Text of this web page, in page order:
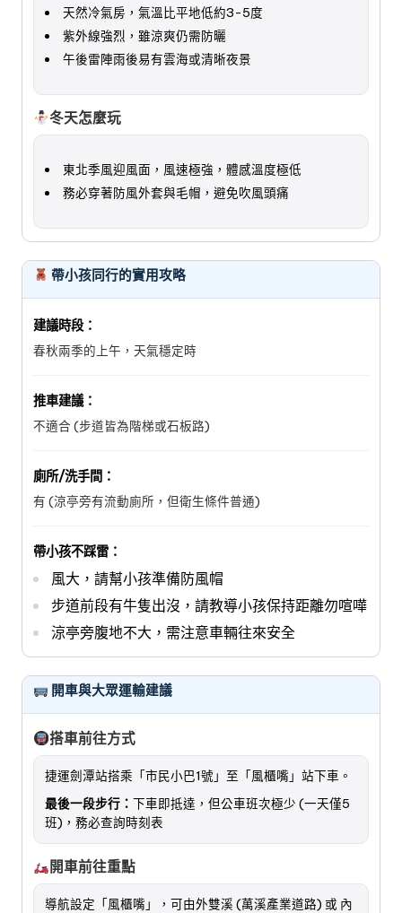
天然冷氣房，氣溫比平地低約3-5度
紫外線強烈，雖涼爽仍需防曬
午後雷陣雨後易有雲海或清晰夜景
冬天怎麼玩
東北季風迎風面，風速極強，體感溫度極低
務必穿著防風外套與毛帽，避免吹風頭痛
帶小孩同行的實用攻略
建議時段：
春秋兩季的上午，天氣穩定時
推車建議：
不適合 (步道皆為階梯或石板路)
廁所/洗手間：
有 (涼亭旁有流動廁所，但衛生條件普通)
帶小孩不踩雷：
風大，請幫小孩準備防風帽
步道前段有牛隻出沒，請教導小孩保持距離勿喧嘩
涼亭旁腹地不大，需注意車輛往來安全
開車與大眾運輸建議
搭車前往方式
捷運劍潭站搭乘「市民小巴1號」至「風櫃嘴」站下車。
最後一段步行： 下車即抵達，但公車班次極少 (一天僅5
班)，務必查詢時刻表
開車前往重點
導航設定「風櫃嘴」，可由外雙溪 (萬溪產業道路) 或 內